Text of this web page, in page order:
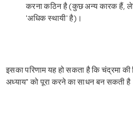
करना कठिन है (कुछ अन्य कारक हैं,
'अधिक स्थायी' है)।
इसका परिणाम यह हो सकता है कि चंद्रमा की
अध्याय" को पूरा करने का साधन बन सकती